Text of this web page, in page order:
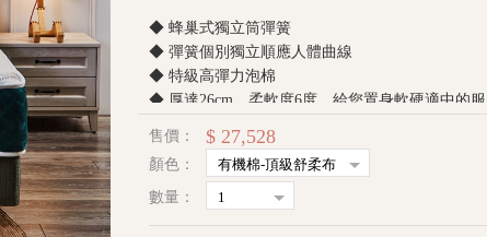
◆ 蜂巢式獨立筒彈簧
◆ 彈簧個別獨立順應人體曲線
◆ 特級高彈力泡棉
◆ 厚達26cm，柔軟度6度，給您置身軟硬適中的
售價： $ 27,528
顏色：
數量：